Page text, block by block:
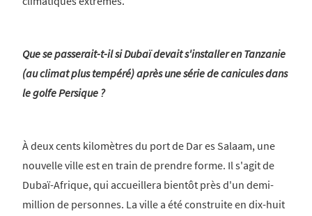
Que se passerait-t-il si Dubaï devait s'installer en Tanzanie
(au climat plus tempéré) après une série de canicules dans
le golfe Persique ?
À deux cents kilomètres du port de Dar es Salaam, une
nouvelle ville est en train de prendre forme. Il s'agit de
Dubaï-Afrique, qui accueillera bientôt près d'un demi-
million de personnes. La ville a été construite en dix-huit